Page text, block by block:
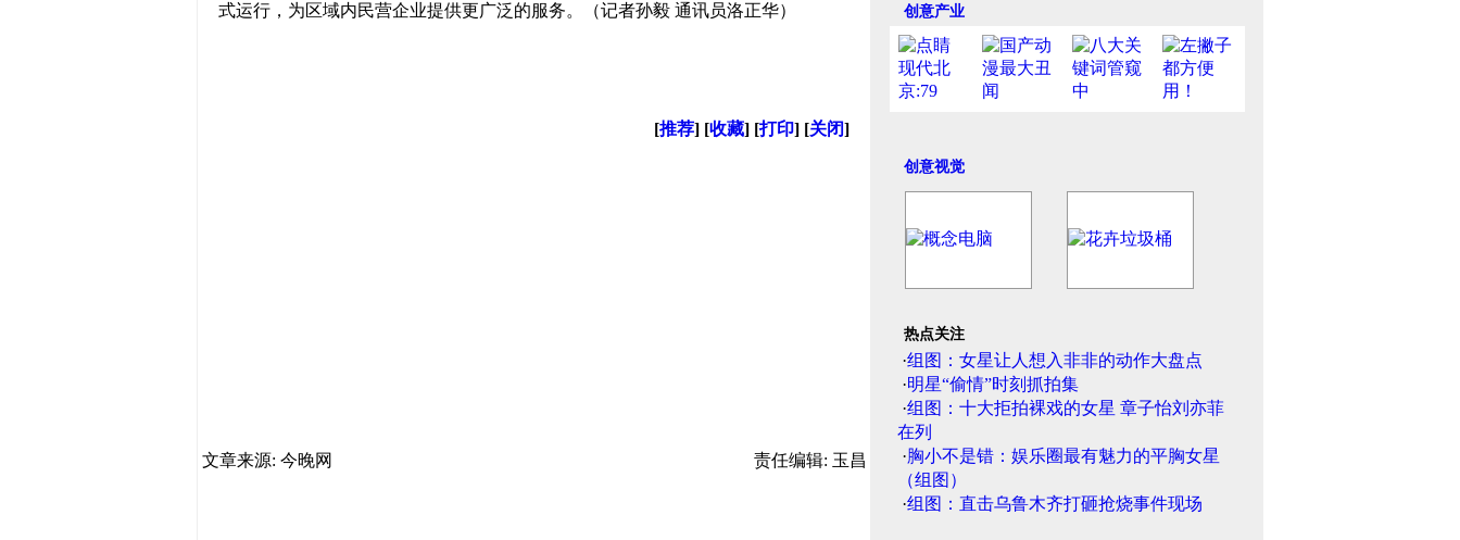
式运行，为区域内民营企业提供更广泛的服务。（记者孙毅 通讯员洛正华）
[推荐] [收藏] [打印] [关闭]
文章来源: 今晚网 责任编辑: 玉昌
创意产业
创意视觉
热点关注
·组图：女星让人想入非非的动作大盘点
·明星“偷情”时刻抓拍集
·组图：十大拒拍裸戏的女星 章子怡刘亦菲
在列
·胸小不是错：娱乐圈最有魅力的平胸女星
（组图）
·组图：直击乌鲁木齐打砸抢烧事件现场